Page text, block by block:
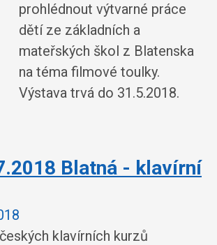
prohlédnout výtvarné práce
dětí ze základních a
mateřských škol z Blatenska
na téma filmové toulky.
Výstava trvá do 31.5.2018.
Blatná - klavírní
klavírních kurzů